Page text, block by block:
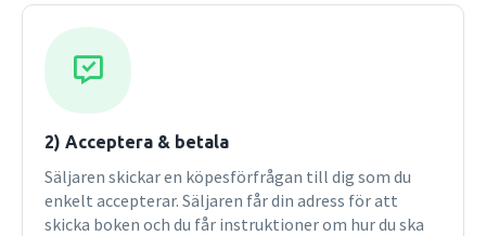
2) Acceptera & betala
Säljaren skickar en köpesförfrågan till dig som du
enkelt accepterar. Säljaren får din adress för att
skicka boken och du får instruktioner om hur du ska